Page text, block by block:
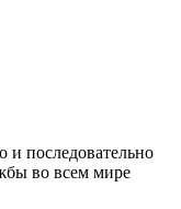
последовательно
во всем мире